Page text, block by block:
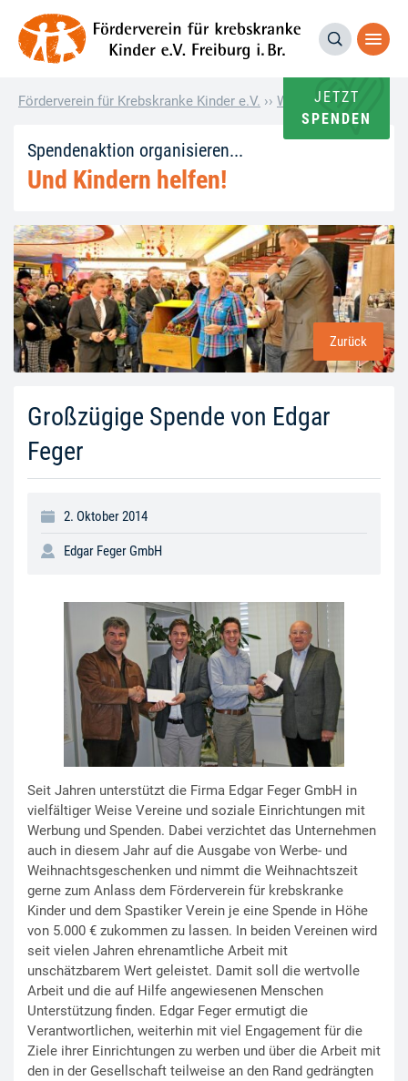
JETZT
SPENDEN
Förderverein für Krebskranke Kinder e.V. ›› Wie andere helfen
Spendenaktion organisieren...
Und Kindern helfen!
Großzügige Spende von Edgar
Feger
Zurück
2. Oktober 2014
Edgar Feger GmbH
Seit Jahren unterstützt die Firma Edgar Feger GmbH in
vielfältiger Weise Vereine und soziale Einrichtungen mit
Werbung und Spenden. Dabei verzichtet das Unternehmen
auch in diesem Jahr auf die Ausgabe von Werbe- und
Weihnachtsgeschenken und nimmt die Weihnachtszeit
gerne zum Anlass dem Förderverein für krebskranke
Kinder und dem Spastiker Verein je eine Spende in Höhe
von 5.000 € zukommen zu lassen. In beiden Vereinen wird
seit vielen Jahren ehrenamtliche Arbeit mit
unschätzbarem Wert geleistet. Damit soll die wertvolle
Arbeit und die auf Hilfe angewiesenen Menschen
Unterstützung finden. Edgar Feger ermutigt die
Verantwortlichen, weiterhin mit viel Engagement für die
Ziele ihrer Einrichtungen zu werben und über die Arbeit mit
den in der Gesellschaft teilweise an den Rand gedrängten